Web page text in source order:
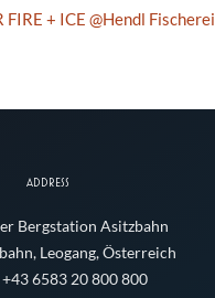
FIRE + ICE @Hendl Fischerei
ADDRESS
Bergstation Asitzbahn
Leogang, Österreich
6583 20 800 800